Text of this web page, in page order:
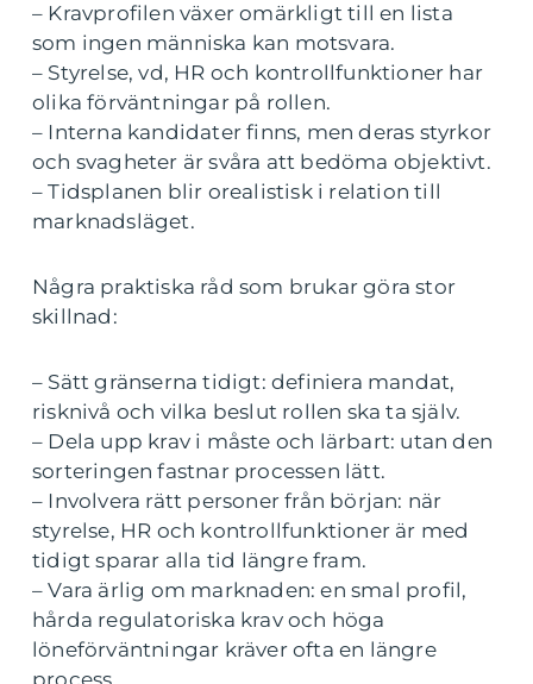
– Kravprofilen växer omärkligt till en lista
som ingen människa kan motsvara.
– Styrelse, vd, HR och kontrollfunktioner har
olika förväntningar på rollen.
– Interna kandidater finns, men deras styrkor
och svagheter är svåra att bedöma objektivt.
– Tidsplanen blir orealistisk i relation till
marknadsläget.
Några praktiska råd som brukar göra stor
skillnad:
– Sätt gränserna tidigt: definiera mandat,
risknivå och vilka beslut rollen ska ta själv.
– Dela upp krav i måste och lärbart: utan den
sorteringen fastnar processen lätt.
– Involvera rätt personer från början: när
styrelse, HR och kontrollfunktioner är med
tidigt sparar alla tid längre fram.
– Vara ärlig om marknaden: en smal profil,
hårda regulatoriska krav och höga
löneförväntningar kräver ofta en längre